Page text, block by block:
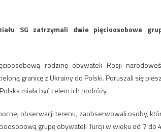
SG zatrzymali dwie pięcioosobowe
rodzinę obywateli Rosji
granicę z Ukrainy do Polski. Poruszali się
miała być celem ich podróży.
obserwacji terenu, zaobserwowali osoby,
grupę obywateli Turcji w wieku od 7 do